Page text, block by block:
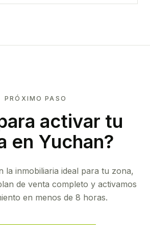
PRÓXIMO PASO
activar tu
en Yuchan?
la inmobiliaria ideal para tu zona,
de venta completo y activamos
en menos de 8 horas.